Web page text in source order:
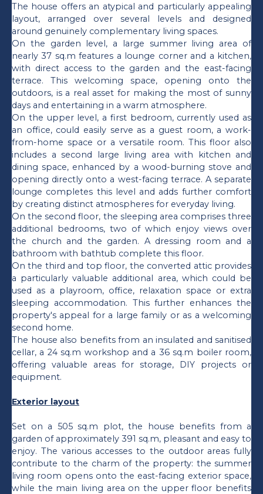
The house offers an atypical and particularly appealing
layout, arranged over several levels and designed
around genuinely complementary living spaces.
On the garden level, a large summer living area of
nearly 37 sq.m features a lounge corner and a kitchen,
with direct access to the garden and the east-facing
terrace. This welcoming space, opening onto the
outdoors, is a real asset for making the most of sunny
days and entertaining in a warm atmosphere.
On the upper level, a first bedroom, currently used as
an office, could easily serve as a guest room, a work-
from-home space or a versatile room. This floor also
includes a second large living area with kitchen and
dining space, enhanced by a wood-burning stove and
opening directly onto a west-facing terrace. A separate
lounge completes this level and adds further comfort
by creating distinct atmospheres for everyday living.
On the second floor, the sleeping area comprises three
additional bedrooms, two of which enjoy views over
the church and the garden. A dressing room and a
bathroom with bathtub complete this floor.
On the third and top floor, the converted attic provides
a particularly valuable additional area, which could be
used as a playroom, office, relaxation space or extra
sleeping accommodation. This further enhances the
property's appeal for a large family or as a welcoming
second home.
The house also benefits from an insulated and sanitised
cellar, a 24 sq.m workshop and a 36 sq.m boiler room,
offering valuable areas for storage, DIY projects or
equipment.
Exterior layout
Set on a 505 sq.m plot, the house benefits from a
garden of approximately 391 sq.m, pleasant and easy to
enjoy. The various accesses to the outdoor areas fully
contribute to the charm of the property: the summer
living room opens onto the east-facing exterior space,
while the main living area on the upper floor benefits